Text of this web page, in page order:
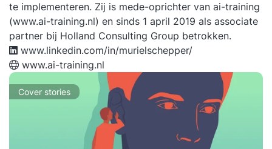
te implementeren. Zij is mede-oprichter van ai-training
(www.ai-training.nl) en sinds 1 april 2019 als associate
partner bij Holland Consulting Group betrokken.
www.linkedin.com/in/murielschepper/
www.ai-training.nl
Cover stories